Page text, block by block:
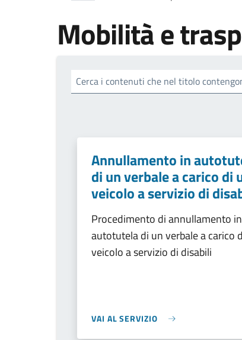
Mobilità e
Cerca i contenuti che nel titolo
Annullamento in
di un verbale a carico di
veicolo a servizio di
Procedimento di annullamento in
autotutela di un verbale a carico
veicolo a servizio di disabili
VAI AL SERVIZIO